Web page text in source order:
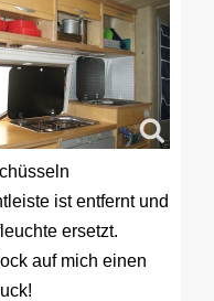
ist entfernt und
ersetzt.
auf mich einen